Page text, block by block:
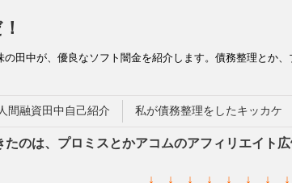
田中が、優良なソフト闇金を紹介します。債務整理とか
間融資田中自己紹介 私が債務整理をしたキッカケ
のは、プロミスとかアコムのアフィリエイト広
↓ ↓ ↓ ↓ ↓ ↓ ↓